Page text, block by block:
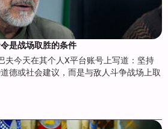
是战场取胜的条件
夫今天在其个人X平台账号上写道：坚持
德或社会建议，而是与敌人斗争战场上取